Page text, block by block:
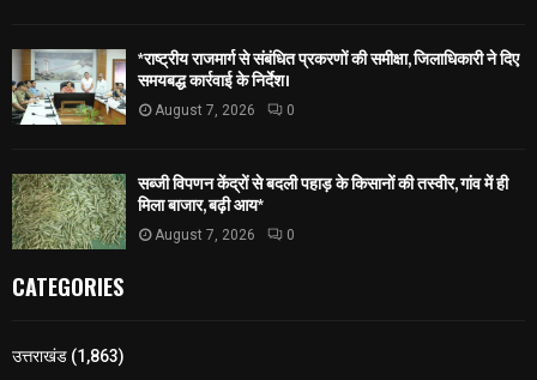
*राष्ट्रीय राजमार्ग से संबंधित प्रकरणों की समीक्षा, जिलाधिकारी ने दिए
समयबद्ध कार्रवाई के निर्देश।
August 7, 2026 0
सब्जी विपणन केंद्रों से बदली पहाड़ के किसानों की तस्वीर, गांव में ही
मिला बाजार, बढ़ी आय*
August 7, 2026 0
CATEGORIES
उत्तराखंड (1,863)